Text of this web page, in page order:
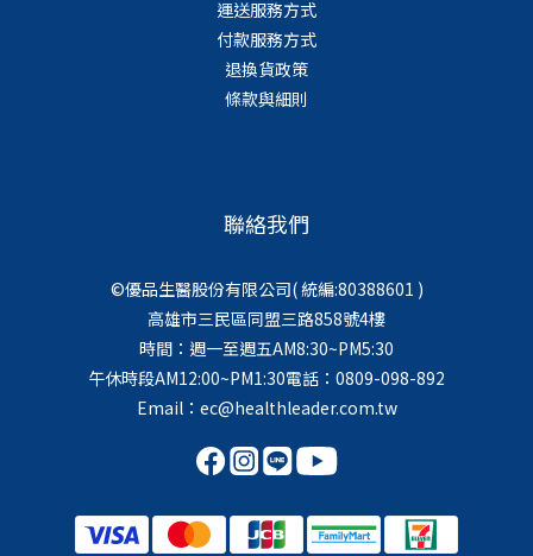
運送服務方式
付款服務方式
退換貨政策
條款與細則
聯絡我們
©優品生醫股份有限公司( 統編:80388601 )
高雄市三民區同盟三路858號4樓
時間：週一至週五AM8:30~PM5:30
午休時段AM12:00~PM1:30電話：0809-098-892
Email：ec@healthleader.com.tw